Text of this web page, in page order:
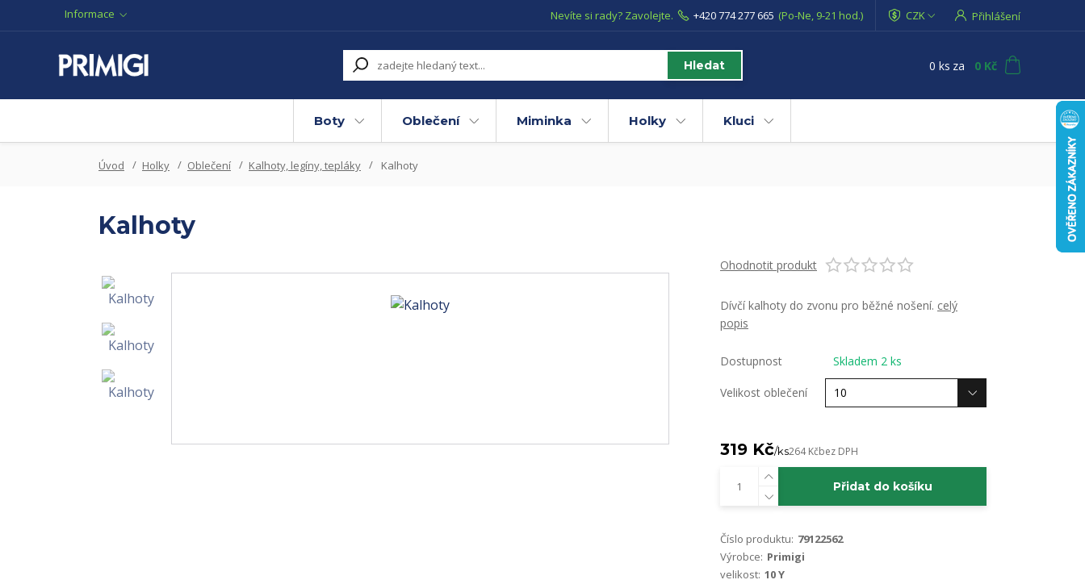
Informace CZK Přihlášení
Hledat
Nevíte si rady? Zavolejte. +420 774 277 665 (Po-Ne, 9-21 hod.)
0 ks za 0 Kč
Boty Oblečení Miminka Holky Kluci
Úvod Holky Oblečení Kalhoty, legíny, tepláky Kalhoty
Kalhoty
Ohodnotit produkt
Dívčí kalhoty do zvonu pro běžné nošení. celý
popis
Dostupnost Skladem 2 ks
Velikost oblečení
319 Kč/ks264 Kčbez DPH
Přidat do košíku
Číslo produktu: 79122562
Výrobce: Primigi
velikost: 10 Y